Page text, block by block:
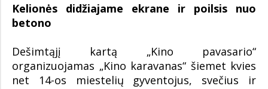
Kelionės didžiajame ekrane ir poilsis nuo
betono
Dešimtąjį kartą „Kino pavasario“
organizuojamas „Kino karavanas“ šiemet kvies
net 14-os miestelių gyventojus, svečius ir